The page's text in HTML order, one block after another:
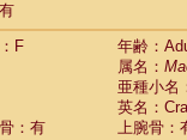
F
年齢：
属名：
亜種小名
英名：
：有
上腕骨：